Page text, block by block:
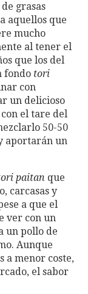
grasas
aquellos que
mucho
al tener el
que los del
fondo tori
con
un delicioso
el tare del
50-50
aportarán un
paitan que
carcasas y
a que el
ver con un
un pollo de
Aunque
a menor coste,
el sabor